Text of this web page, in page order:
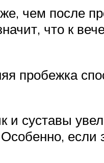
чем после
что к
пробежка
и суставы